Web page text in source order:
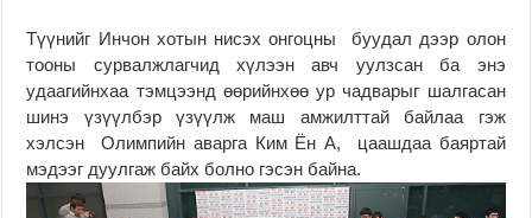
Түүнийг Инчон хотын нисэх онгоцны буудал дээр олон
тооны сурвалжлагчид хүлээн авч уулзсан ба энэ
удаагийнхаа тэмцээнд өөрийнхөө ур чадварыг шалгасан
шинэ үзүүлбэр үзүүлж маш амжилттай байлаа гэж
хэлсэн Олимпийн аварга Ким Ён А, цаашдаа баяртай
мэдээг дуулгаж байх болно гэсэн байна.